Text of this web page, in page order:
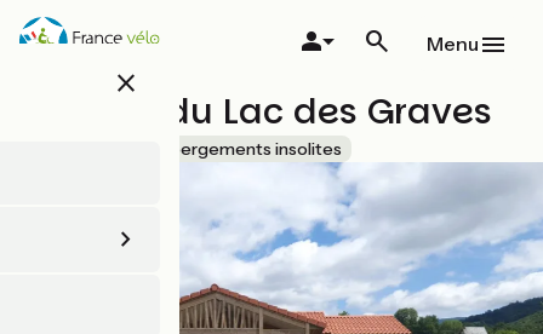
Aller
au
close
Menu
Chalets du Lac des Graves
Hébergements insolites